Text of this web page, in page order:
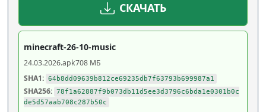
СКАЧАТЬ
minecraft-26-10-music
24.03.2026.apk708 МБ
SHA1: 64b8dd09639b812ce69235db7f63793b699987a1
SHA256: 78f1a62887f9b073db11d5ee3d3796c6bda1e0301b0c
de5d57aab708c287b50c